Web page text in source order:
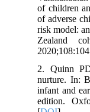
of children
of adverse
risk model:
Zealand
2. Quinn
nurture. In:
infant and
edition.